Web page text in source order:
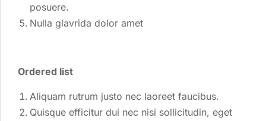
posuere.
Nulla glavrida dolor amet
Ordered list
Aliquam rutrum justo nec laoreet faucibus.
Quisque efficitur dui nec nisi sollicitudin, eget